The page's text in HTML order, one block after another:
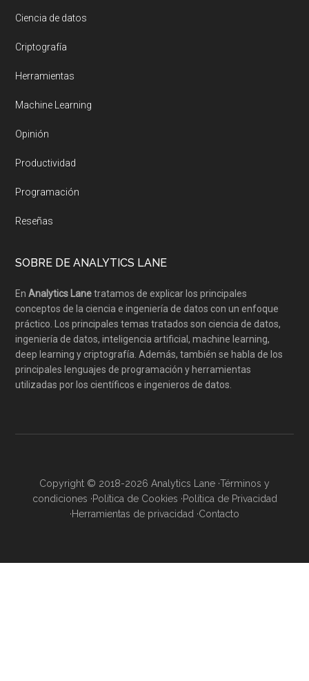
Ciencia de datos
Criptografía
Herramientas
Machine Learning
Opinión
Productividad
Programación
Reseñas
SOBRE DE ANALYTICS LANE
EnAnalytics Lanetratamos de explicar los principales
conceptos de la ciencia e ingeniería de datos con un enfoque
práctico. Los principales temas tratados son ciencia de datos,
ingeniería de datos, inteligencia artificial, machine learning,
deep learning y criptografía. Además, también se habla de los
principales lenguajes de programación y herramientas
utilizadas por los científicos e ingenieros de datos.
Copyright © 2018-2026 Analytics Lane ·Términos y
condiciones ·Política de Cookies ·Política de Privacidad
·Herramientas de privacidad ·Contacto